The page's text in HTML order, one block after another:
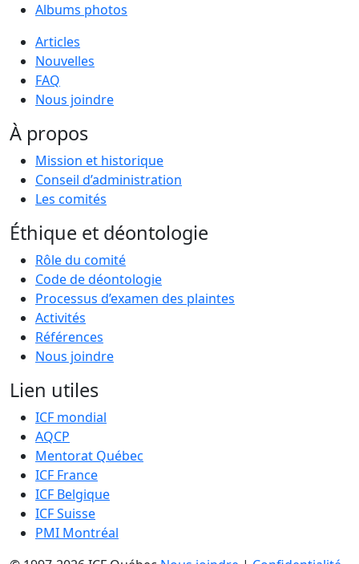
Albums photos
Articles
Nouvelles
FAQ
Nous joindre
À propos
Mission et historique
Conseil d’administration
Les comités
Éthique et déontologie
Rôle du comité
Code de déontologie
Processus d’examen des plaintes
Activités
Références
Nous joindre
Lien utiles
ICF mondial
AQCP
Mentorat Québec
ICF France
ICF Belgique
ICF Suisse
PMI Montréal